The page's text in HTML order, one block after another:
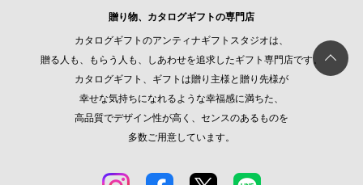
贈り物、カタログギフトの専門店
カタログギフトのアンティナギフトスタジオは、
贈る人も、もらう人も、しあわせを追求したギフト専門店です。
カタログギフト、ギフトは贈り主様と贈り先様が
幸せな気持ちになれるような幸福感に満ちた、
高品質でデザイン性が高く、センスのあるものを
多数ご用意しています。